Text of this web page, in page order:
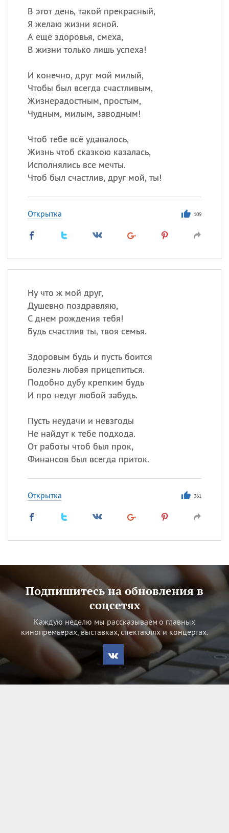
В этот день, такой прекрасный,
Я желаю жизни ясной.
А ещё здоровья, смеха,
В жизни только лишь успеха!
И конечно, друг мой милый,
Чтобы был всегда счастливым,
Жизнерадостным, простым,
Чудным, милым, заводным!
Чтоб тебе всё удавалось,
Жизнь чтоб сказкою казалась,
Исполнялись все мечты.
Чтоб был счастлив, друг мой, ты!
Открытка 109
Ну что ж мой друг,
Душевно поздравляю,
С днем рождения тебя!
Будь счастлив ты, твоя семья.
Здоровым будь и пусть боится
Болезнь любая прицепиться.
Подобно дубу крепким будь
И про недуг любой забудь.
Пусть неудачи и невзгоды
Не найдут к тебе подхода.
От работы чтоб был прок,
Финансов был всегда приток.
Открытка 361
Подпишитесь на обновления в
соцсетях
Каждую неделю мы рассказываем о главных
кинопремьерах, выставках, спектаклях и концертах.